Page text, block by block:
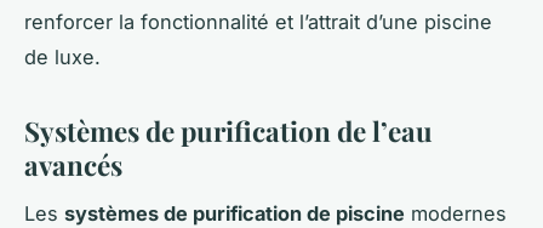
renforcer la fonctionnalité et l’attrait d’une piscine
de luxe.
Systèmes de purification de l’eau
avancés
Les systèmes de purification de piscine modernes